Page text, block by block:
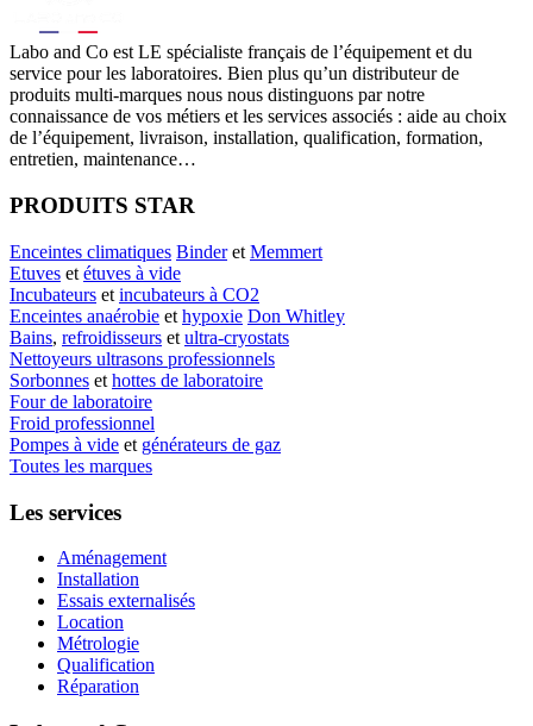
Labo and Co est LE spécialiste français de l’équipement et du
service pour les laboratoires. Bien plus qu’un distributeur de
produits multi-marques nous nous distinguons par notre
connaissance de vos métiers et les services associés : aide au choix
de l’équipement, livraison, installation, qualification, formation,
entretien, maintenance…
PRODUITS STAR
Enceintes climatiques Binderet Memmert
Etuves et étuves à vide
Incubateurs et incubateurs à CO2
Enceintes anaérobie et hypoxie Don Whitley
Bains, refroidisseurs et ultra-cryostats
Nettoyeurs ultrasons professionnels
Sorbonnes et hottes de laboratoire
Four de laboratoire
Froid professionnel
Pompes à vide et générateurs de gaz
Toutes les marques
Les services
Aménagement
Installation
Essais externalisés
Location
Métrologie
Qualification
Réparation